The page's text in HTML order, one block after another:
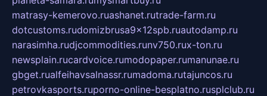
matrasy-kemerovo.ruashanet.rutrade-farm.ru
dotcustoms.rudomizbrusa9x12spb.ruautodamp.ru
narasimha.rudjcommodities.runv750.rux-ton.ru
newsplain.rucardvoice.rumodopaper.rumanunae.ru
gbget.rualfeihavsalnassr.rumadoma.rutajuncos.ru
petrovkasports.ruporno-online-besplatno.rusplclub.ru